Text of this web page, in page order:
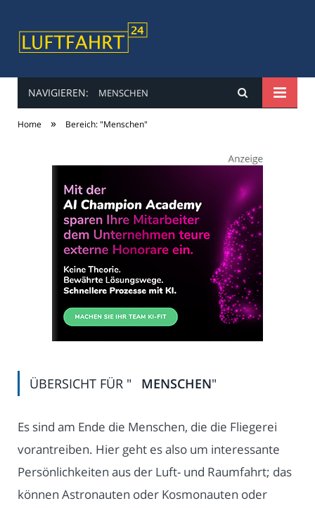
luftfahrt24
NAVIGIEREN: MENSCHEN
Home » Bereich: "Menschen"
ÜBERSICHT FÜR " MENSCHEN"
Es sind am Ende die Menschen, die die Fliegerei
vorantreiben. Hier geht es also um interessante
Persönlichkeiten aus der Luft- und Raumfahrt; das
können Astronauten oder Kosmonauten oder